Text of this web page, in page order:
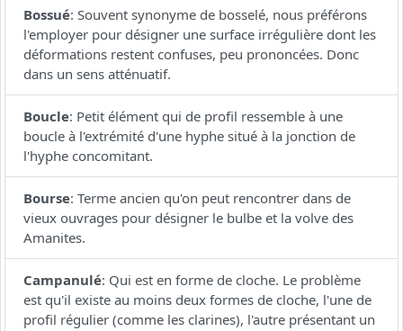
Bossué: Souvent synonyme de bosselé, nous préférons
l'employer pour désigner une surface irrégulière dont les
déformations restent confuses, peu prononcées. Donc
dans un sens atténuatif.
Boucle: Petit élément qui de profil ressemble à une
boucle à l'extrémité d'une hyphe situé à la jonction de
l'hyphe concomitant.
Bourse: Terme ancien qu'on peut rencontrer dans de
vieux ouvrages pour désigner le bulbe et la volve des
Amanites.
Campanulé: Qui est en forme de cloche. Le problème
est qu'il existe au moins deux formes de cloche, l'une de
profil régulier (comme les clarines), l'autre présentant un